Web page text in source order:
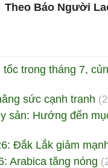
Theo Báo Người
trong tháng 7,
sức cạnh tranh
sản: Hướng đến
Đắk Lắk giảm
Arabica tăng nóng